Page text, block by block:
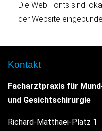
Die Web Fonts sind
der Website
Kontakt
Facharztpraxis für
und Gesichtschirurgie
Richard-Matthaei-Platz 1